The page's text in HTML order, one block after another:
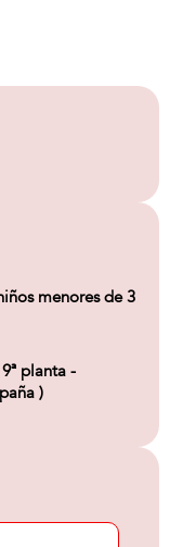
menores de 3
planta -
)